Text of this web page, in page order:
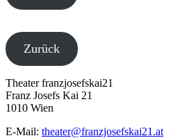
Zurück
Theater franzjosefskai21
Franz Josefs Kai 21
1010 Wien
E-Mail: theater@franzjosefskai21.at